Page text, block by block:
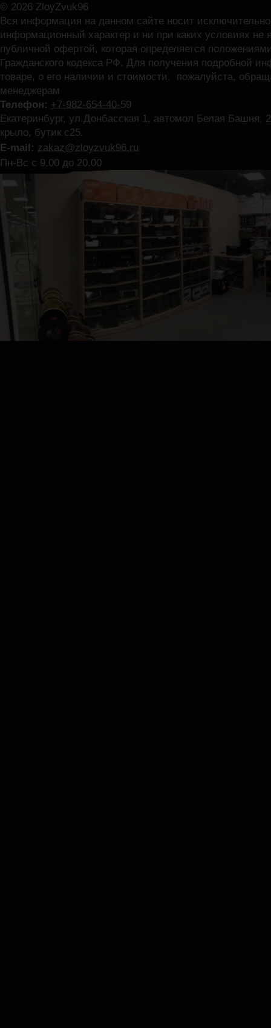
© 2026 ZloyZvuk96
Вся информация на данном сайте носит исключительно
информационный характер и ни при каких условиях не
публичной офертой, которая определяется
Гражданского кодекса РФ. Для получения подробной
товаре, о его наличии и стоимости, пожалуйста,
менеджерам
Телефон: +7-982-654-40-59
Екатеринбург, ул.Донбасская 1, автомол Белая Башня,
крыло, бутик с25.
E-mail: zakaz@zloyzvuk96.ru
Пн-Вс с 9.00 до 20.00